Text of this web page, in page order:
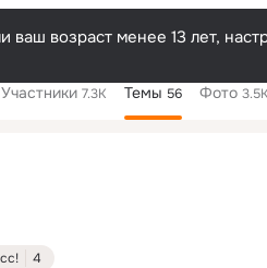
возраст менее 13 лет,
Участники 7.3K Темы 56 Фото 3.5K
4